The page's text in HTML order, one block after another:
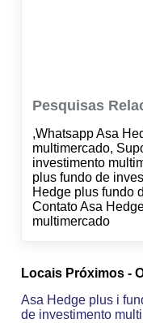
Pesquisas
,Whatsapp Asa
multimercado,
investimento
plus fundo de
Hedge plus fundo
Contato Asa
multimercado
Locais Próximos -
Asa Hedge plus i
de investimento